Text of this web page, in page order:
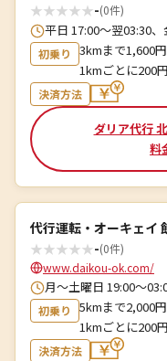
★★★★★-(0件)
平日 17:00～翌03:30
初乗り
3kmまで1,600円
1kmごとに200
決済方法
ダリア代行
料
代行運転・オーキェイ
★★★★★-(0件)
www.daikou-ok.com/
月～土曜日 19:00～
初乗り
5kmまで2,000円
1kmごとに200
決済方法